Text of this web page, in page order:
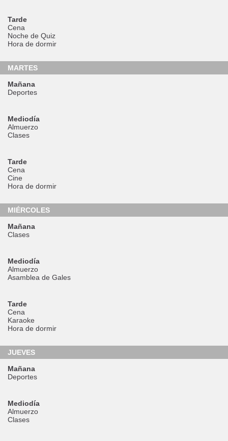
Tarde
Cena
Noche de Quiz
Hora de dormir
MARTES
Mañana
Deportes
Mediodía
Almuerzo
Clases
Tarde
Cena
Cine
Hora de dormir
MIÉRCOLES
Mañana
Clases
Mediodía
Almuerzo
Asamblea de Gales
Tarde
Cena
Karaoke
Hora de dormir
JUEVES
Mañana
Deportes
Mediodía
Almuerzo
Clases